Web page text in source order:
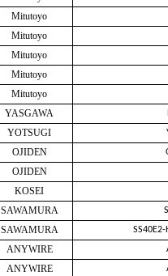
Mitutoyo
Mitutoyo
Mitutoyo
Mitutoyo
Mitutoyo
YASGAWA
YOTSUGI
OJIDEN
OJIDEN
KOSEI
SAWAMURA
SAWAMURA
ANYWIRE
ANYWIRE